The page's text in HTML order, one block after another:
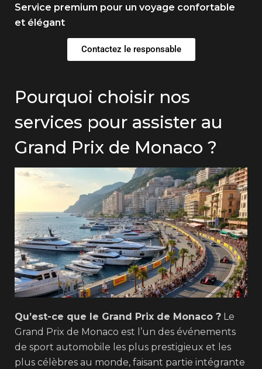
Service premium pour un voyage confortable
et élégant
Contactez le responsable
Pourquoi choisir nos
services pour assister au
Grand Prix de Monaco ?
Qu’est-ce que le Grand Prix de Monaco ? Le
Grand Prix de Monaco est l’un des événements
de sport automobile les plus prestigieux et les
plus célèbres au monde, faisant partie intégrante